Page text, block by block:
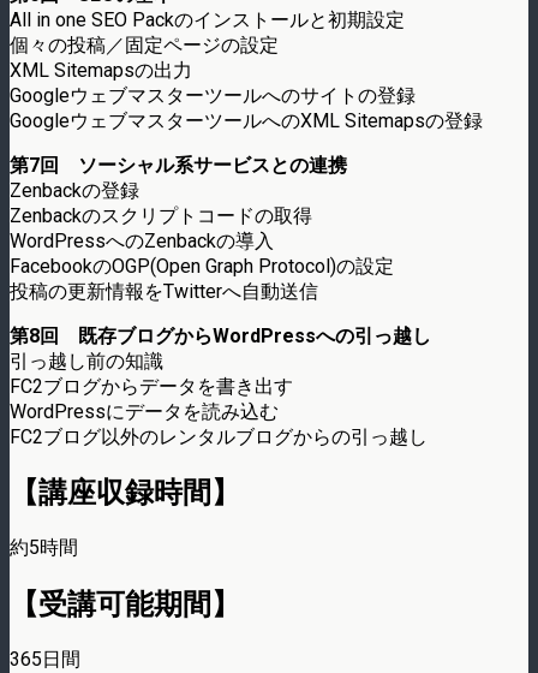
All in one SEO Packのインストールと初期設定
個々の投稿／固定ページの設定
XML Sitemapsの出力
Googleウェブマスターツールへのサイトの登録
GoogleウェブマスターツールへのXML Sitemapsの登録
第7回 ソーシャル系サービスとの連携
Zenbackの登録
Zenbackのスクリプトコードの取得
WordPressへのZenbackの導入
FacebookのOGP(Open Graph Protocol)の設定
投稿の更新情報をTwitterへ自動送信
第8回 既存ブログからWordPressへの引っ越し
引っ越し前の知識
FC2ブログからデータを書き出す
WordPressにデータを読み込む
FC2ブログ以外のレンタルブログからの引っ越し
【講座収録時間】
約5時間
【受講可能期間】
365日間